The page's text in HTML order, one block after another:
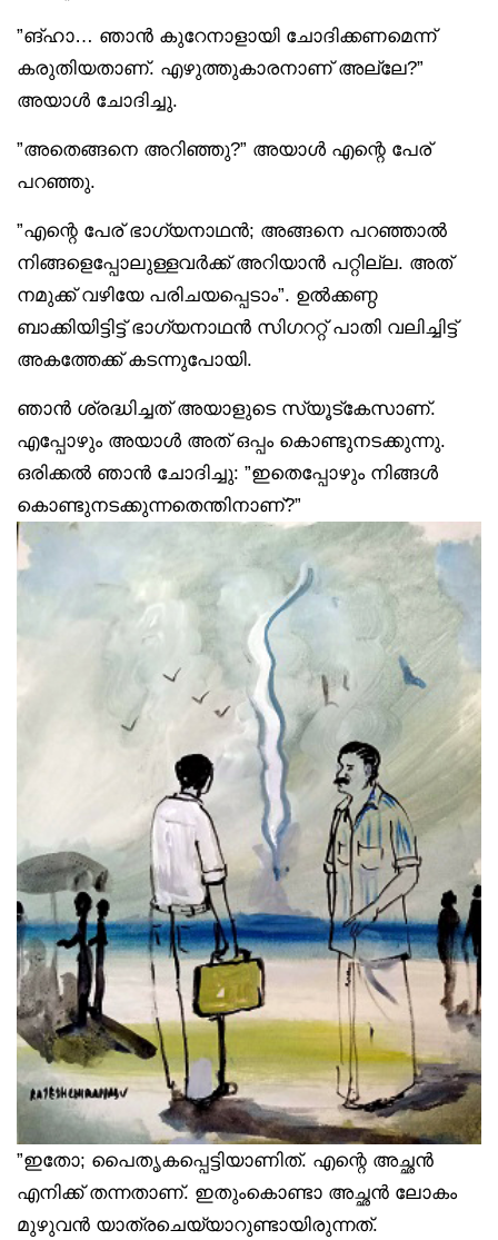
”ങ്ഹാ… ഞാൻ കുറേനാളായി ചോദിക്കണമെന്ന്
കരുതിയതാണ്. എഴുത്തുകാരനാണ് അല്ലേ?”
അയാൾ ചോദിച്ചു.
”അതെങ്ങനെ അറിഞ്ഞു?” അയാൾ എന്റെ പേര്
പറഞ്ഞു.
”എന്റെ പേര് ഭാഗ്യനാഥൻ; അങ്ങനെ പറഞ്ഞാൽ
നിങ്ങളെപ്പോലുള്ളവർക്ക് അറിയാൻ പറ്റില്ല. അത്
നമുക്ക് വഴിയേ പരിചയപ്പെടാം”. ഉൽക്കണ്ഠ
ബാക്കിയിട്ടിട്ട് ഭാഗ്യനാഥൻ സിഗററ്റ് പാതി വലിച്ചിട്ട്
അകത്തേക്ക് കടന്നുപോയി.
ഞാൻ ശ്രദ്ധിച്ചത് അയാളുടെ സ്യൂട്‌കേസാണ്.
എപ്പോഴും അയാൾ അത് ഒപ്പം കൊണ്ടുനടക്കുന്നു.
ഒരിക്കൽ ഞാൻ ചോദിച്ചു: ”ഇതെപ്പോഴും നിങ്ങൾ
കൊണ്ടുനടക്കുന്നതെന്തിനാണ്?”
”ഇതോ; പൈതൃകപ്പെട്ടിയാണിത്. എന്റെ അച്ഛൻ
എനിക്ക് തന്നതാണ്. ഇതുംകൊണ്ടാ അച്ഛൻ ലോകം
മുഴുവൻ യാത്രചെയ്യാറുണ്ടായിരുന്നത്.